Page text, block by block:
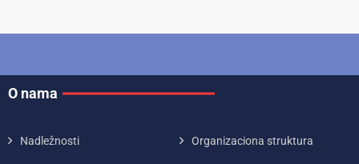
O nama
Nadležnosti Organizaciona struktura